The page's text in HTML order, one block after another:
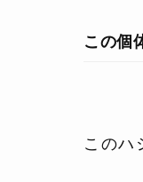
この個
このハ